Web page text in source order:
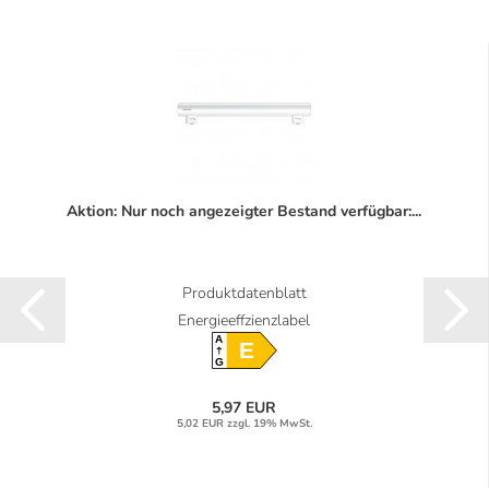
Aktion: Nur noch angezeigter Bestand verfügbar:...
Produktdatenblatt
Energieeffzienzlabel
A
GE
5,97 EUR
5,02 EUR zzgl. 19% MwSt.